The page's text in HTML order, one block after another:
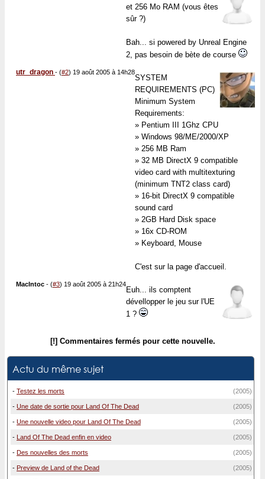
et 256 Mo RAM (vous êtes
sûr ?)
Bah... si powered by Unreal Engine
2, pas besoin de bète de course
utr_dragon - (#2) 19 août 2005 à 14h28
SYSTEM
REQUIREMENTS (PC)
Minimum System
Requirements:
» Pentium III 1Ghz CPU
» Windows 98/ME/2000/XP
» 256 MB Ram
» 32 MB DirectX 9 compatible
video card with multitexturing
(minimum TNT2 class card)
» 16-bit DirectX 9 compatible
sound card
» 2GB Hard Disk space
» 16x CD-ROM
» Keyboard, Mouse
C'est sur la page d'accueil.
MacIntoc - (#3) 19 août 2005 à 21h24
Euh... ils comptent
dévellopper le jeu sur l'UE
1 ?
[!] Commentaires fermés pour cette nouvelle.
Actu du même sujet
- Testez les morts (2005)
- Une date de sortie pour Land Of The Dead (2005)
- Une nouvelle video pour Land Of The Dead (2005)
- Land Of The Dead enfin en video (2005)
- Des nouvelles des morts (2005)
- Preview de Land of the Dead (2005)